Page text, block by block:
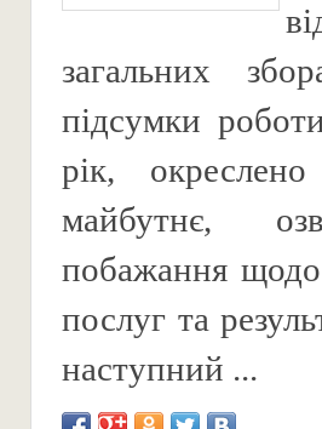
загальних
підсумки
рік,
майбутнє,
побажання щодо
послуг та
наступний ...